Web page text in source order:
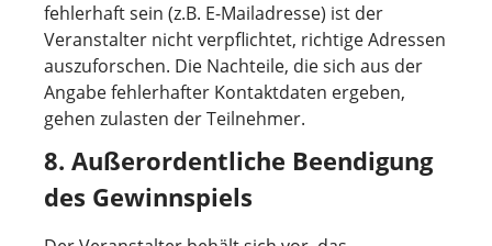
fehlerhaft sein (z.B. E-Mailadresse) ist der
Veranstalter nicht verpflichtet, richtige Adressen
auszuforschen. Die Nachteile, die sich aus der
Angabe fehlerhafter Kontaktdaten ergeben,
gehen zulasten der Teilnehmer.
8. Außerordentliche Beendigung
des Gewinnspiels